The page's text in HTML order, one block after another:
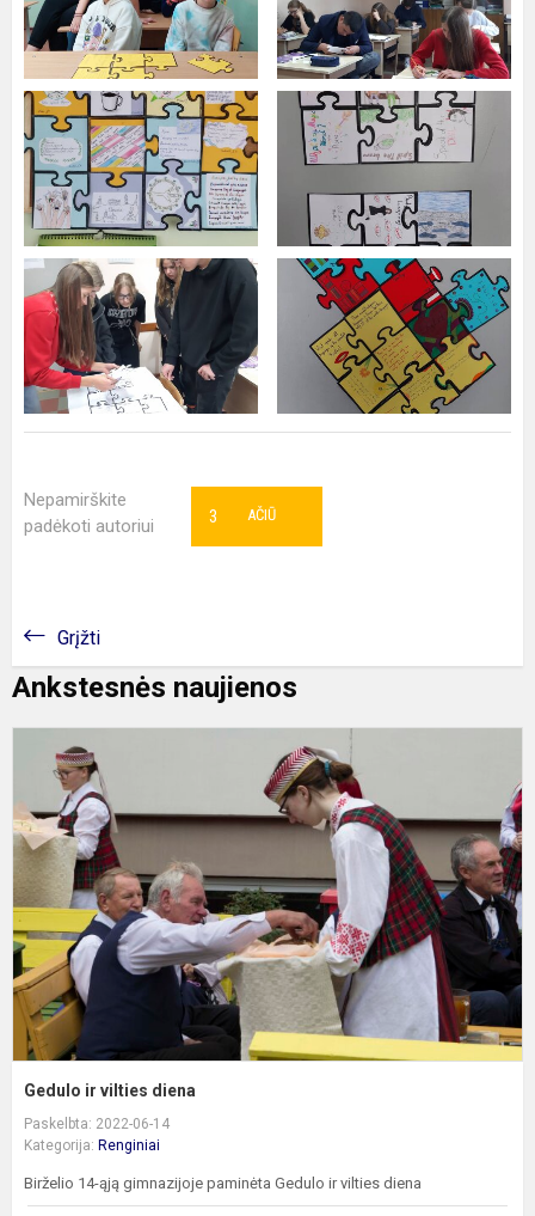
Nepamirškite
padėkoti autoriui
AČIŪ
3
Grįžti
Ankstesnės naujienos
Gedulo ir vilties diena
Paskelbta: 2022-06-14
Kategorija: Renginiai
Birželio 14-ąją gimnazijoje paminėta Gedulo ir vilties diena